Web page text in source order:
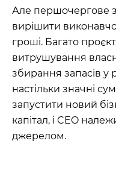
Але першочергове
вирішити
гроші. Багато
витрушування
збирання запасів у
настільки значні
запустити новий
капітал, і CEO
джерелом.